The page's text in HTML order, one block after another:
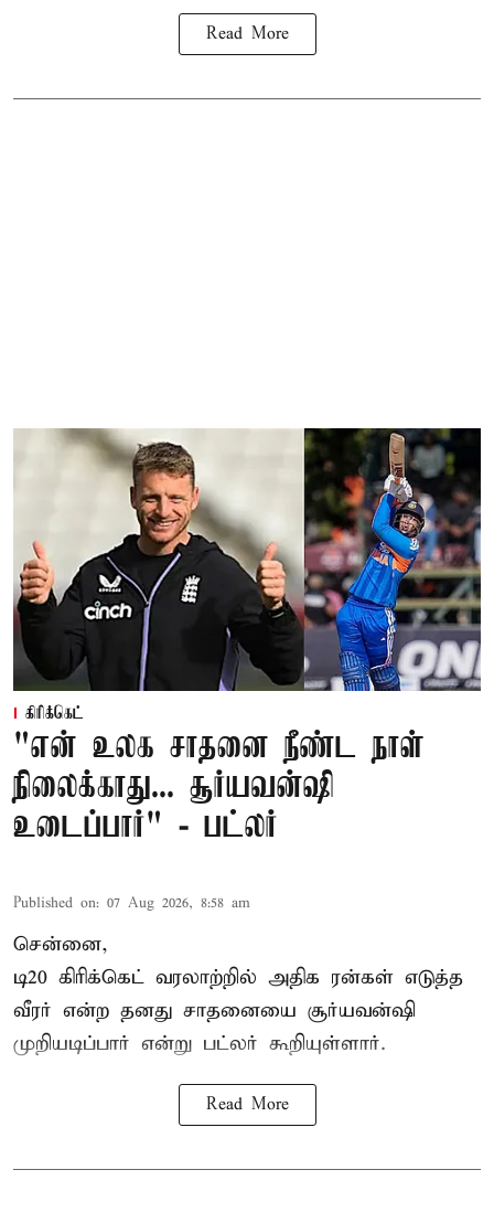
Read More
கிரிக்கெட்
"என் உலக சாதனை நீண்ட நாள்
நிலைக்காது... சூர்யவன்ஷி
உடைப்பார்" - பட்லர்
Published on: 07 Aug 2026, 8:58 am
சென்னை,
டி20 கிரிக்கெட் வரலாற்றில் அதிக ரன்கள் எடுத்த
வீரர் என்ற தனது சாதனையை சூர்யவன்ஷி
முறியடிப்பார் என்று பட்லர் கூறியுள்ளார்.
Read More